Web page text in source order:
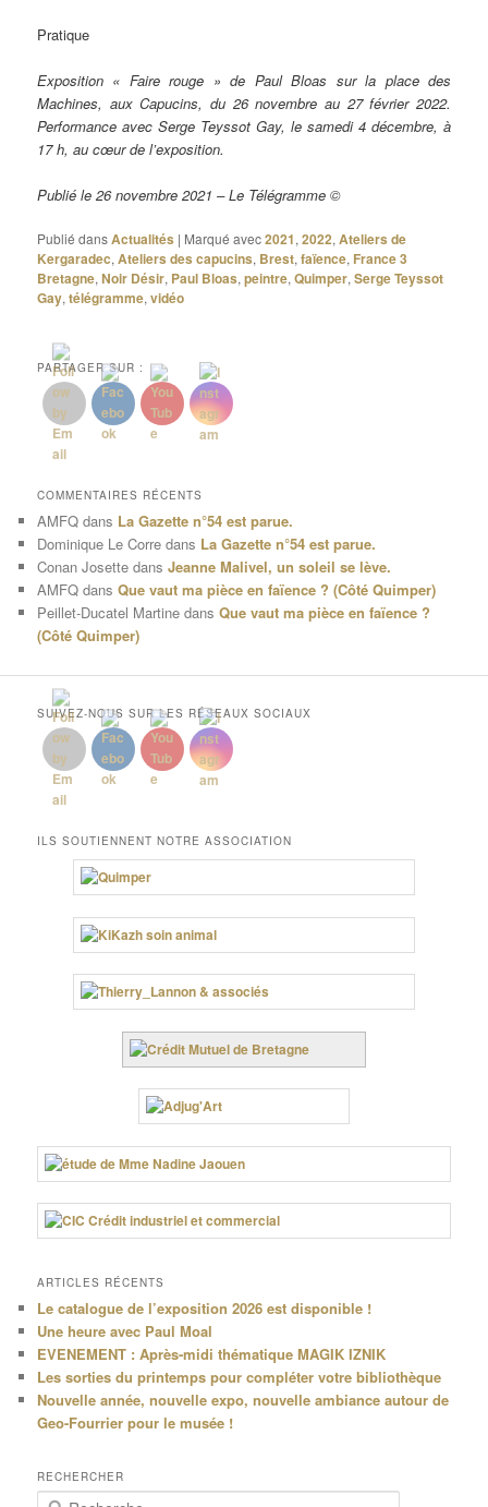
Pratique
Exposition « Faire rouge » de Paul Bloas sur la place des
Machines, aux Capucins, du 26 novembre au 27 février 2022.
Performance avec Serge Teyssot Gay, le samedi 4 décembre, à
17 h, au cœur de l’exposition.
Publié le 26 novembre 2021 – Le Télégramme ©
Publié dansActualités | Marqué avec2021,2022,Ateliers de
Kergaradec,Ateliers des capucins, Brest,faïence, France 3
Bretagne,Noir Désir, Paul Bloas,peintre,Quimper,Serge Teyssot
Gay,télégramme,vidéo
PARTAGER SUR :
COMMENTAIRES RÉCENTS
AMFQ dans La Gazette n°54 est parue.
Dominique Le Corre dans La Gazette n°54 est parue.
Conan Josette dansJeanne Malivel, un soleil se lève.
AMFQ dansQue vaut ma pièce en faïence ? (Côté Quimper)
Peillet-Ducatel Martine dansQue vaut ma pièce en faïence ?
(Côté Quimper)
SUIVEZ-NOUS SUR LES RÉSEAUX SOCIAUX
ILS SOUTIENNENT NOTRE ASSOCIATION
ARTICLES RÉCENTS
Le catalogue de l’exposition 2026 est disponible !
Une heure avec Paul Moal
EVENEMENT : Après-midi thématique MAGIK IZNIK
Les sorties du printemps pour compléter votre bibliothèque
Nouvelle année, nouvelle expo, nouvelle ambiance autour de
Geo-Fourrier pour le musée !
RECHERCHER